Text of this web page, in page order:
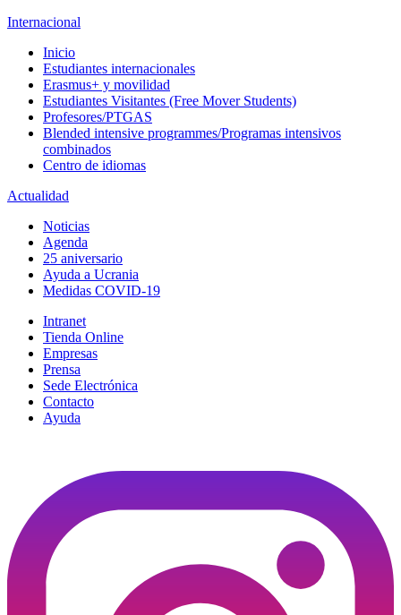
Internacional
Inicio
Estudiantes internacionales
Erasmus+ y movilidad
Estudiantes Visitantes (Free Mover Students)
Profesores/PTGAS
Blended intensive programmes/Programas intensivos
combinados
Centro de idiomas
Actualidad
Noticias
Agenda
25 aniversario
Ayuda a Ucrania
Medidas COVID-19
Intranet
Tienda Online
Empresas
Prensa
Sede Electrónica
Contacto
Ayuda